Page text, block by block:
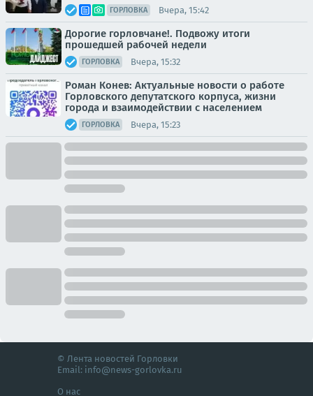
ГОРЛОВКА Вчера, 15:42
Дорогие горловчане!. Подвожу итоги
прошедшей рабочей недели
ГОРЛОВКА Вчера, 15:32
Роман Конев: Актуальные новости о работе
Горловского депутатского корпуса, жизни
города и взаимодействии с населением
ГОРЛОВКА Вчера, 15:23
© Лента новостей Горловки
Email: info@news-gorlovka.ru
О нас